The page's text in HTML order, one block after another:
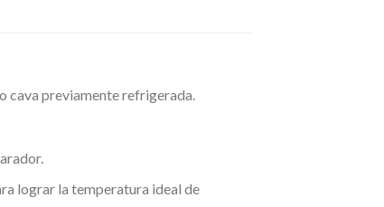
cava previamente refrigerada.
lograr la temperatura ideal de